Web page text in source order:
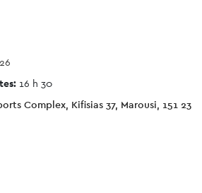
16 h 30
Complex, Kifisias 37, Marousi, 151 23